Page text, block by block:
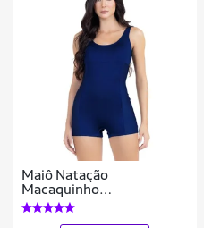
Maiô Natação
Macaquinho
Hidroginástica Recorte
Lateral